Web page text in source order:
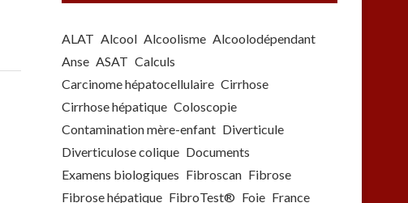
ALAT Alcool Alcoolisme Alcoolodépendant
Anse ASAT Calculs
Carcinome hépatocellulaire Cirrhose
Cirrhose hépatique Coloscopie
Contamination mère-enfant Diverticule
Diverticulose colique Documents
Examens biologiques Fibroscan Fibrose
Fibrose hépatique FibroTest® Foie France